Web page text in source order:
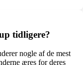
tidligere?
nogle af de mest
æres for deres